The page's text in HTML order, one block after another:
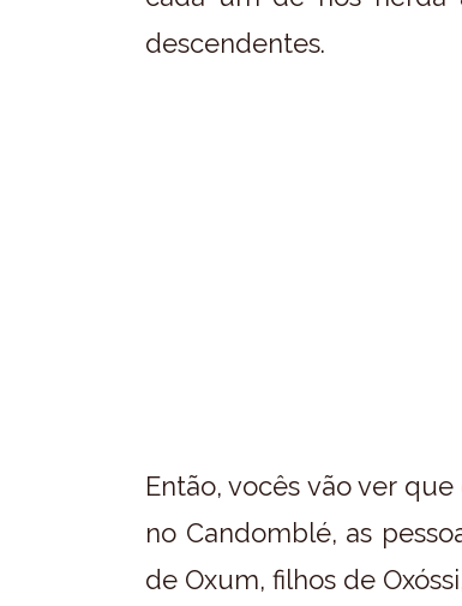
descendentes.
Então, vocês vão ver
no Candomblé, as
de Oxum, filhos de